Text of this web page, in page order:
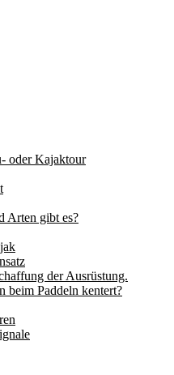
oder Kajaktour
Arten gibt es?
der Ausrüstung.
beim Paddeln kentert?